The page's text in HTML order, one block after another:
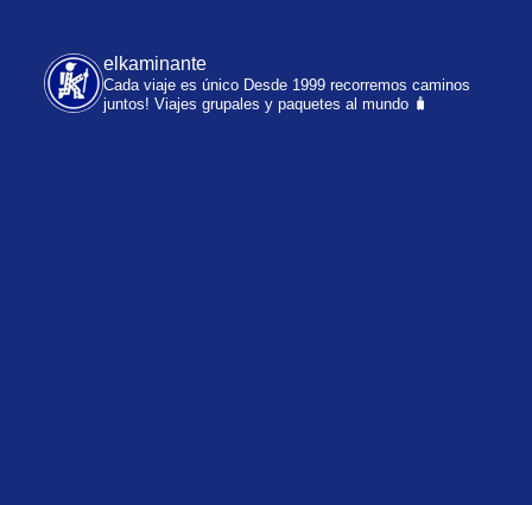
elkaminante
Cada viaje es único Desde 1999 recorremos caminos
juntos! Viajes grupales y paquetes al mundo 🧳